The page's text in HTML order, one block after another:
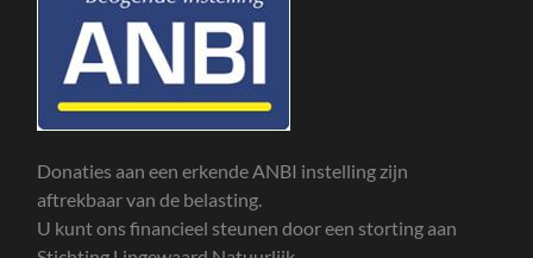
Donaties aan een erkende ANBI instelling zijn
aftrekbaar van de belasting.
U kunt ons financieel steunen door een storting aan